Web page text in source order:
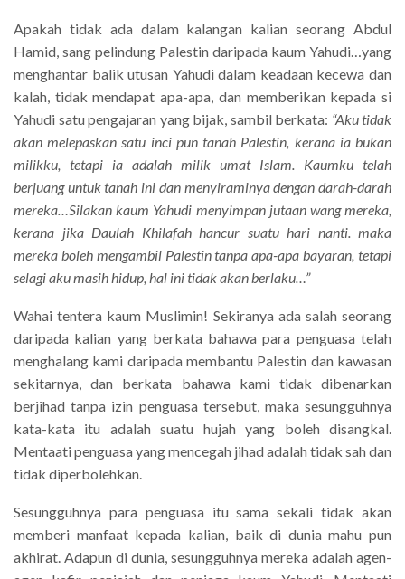
Apakah tidak ada dalam kalangan kalian seorang Abdul
Hamid, sang pelindung Palestin daripada kaum Yahudi…yang
menghantar balik utusan Yahudi dalam keadaan kecewa dan
kalah, tidak mendapat apa-apa, dan memberikan kepada si
Yahudi satu pengajaran yang bijak, sambil berkata: “Aku tidak
akan melepaskan satu inci pun tanah Palestin, kerana ia bukan
milikku, tetapi ia adalah milik umat Islam. Kaumku telah
berjuang untuk tanah ini dan menyiraminya dengan darah-darah
mereka…Silakan kaum Yahudi menyimpan jutaan wang mereka,
kerana jika Daulah Khilafah hancur suatu hari nanti. maka
mereka boleh mengambil Palestin tanpa apa-apa bayaran, tetapi
selagi aku masih hidup, hal ini tidak akan berlaku…”
Wahai tentera kaum Muslimin! Sekiranya ada salah seorang
daripada kalian yang berkata bahawa para penguasa telah
menghalang kami daripada membantu Palestin dan kawasan
sekitarnya, dan berkata bahawa kami tidak dibenarkan
berjihad tanpa izin penguasa tersebut, maka sesungguhnya
kata-kata itu adalah suatu hujah yang boleh disangkal.
Mentaati penguasa yang mencegah jihad adalah tidak sah dan
tidak diperbolehkan.
Sesungguhnya para penguasa itu sama sekali tidak akan
memberi manfaat kepada kalian, baik di dunia mahu pun
akhirat. Adapun di dunia, sesungguhnya mereka adalah agen-